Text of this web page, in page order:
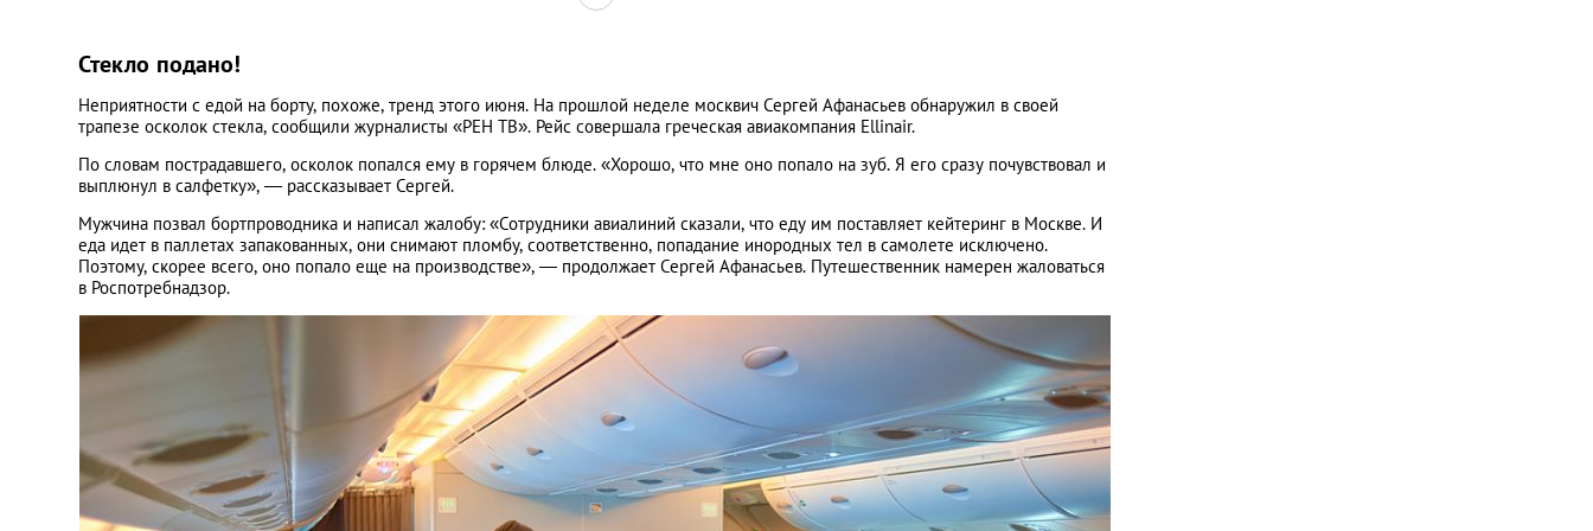
Стекло подано!
Неприятности с едой на борту, похоже, тренд этого июня. На прошлой неделе москвич Сергей Афанасьев обнаружил в своей
трапезе осколок стекла, сообщили журналисты «РЕН ТВ». Рейс совершала греческая авиакомпания Ellinair.
По словам пострадавшего, осколок попался ему в горячем блюде. «Хорошо, что мне оно попало на зуб. Я его сразу почувствовал и
выплюнул в салфетку», — рассказывает Сергей.
Мужчина позвал бортпроводника и написал жалобу: «Сотрудники авиалиний сказали, что еду им поставляет кейтеринг в Москве. И
еда идет в паллетах запакованных, они снимают пломбу, соответственно, попадание инородных тел в самолете исключено.
Поэтому, скорее всего, оно попало еще на производстве», — продолжает Сергей Афанасьев. Путешественник намерен жаловаться
в Роспотребнадзор.